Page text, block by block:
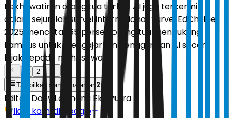
Kekhawatiran orang tua terkait AI juga tercermin
dalam sejumlah survei internasional. Survei EdChoice
2025 mencatat 65 persen orang tua mendukung
kampus untuk mengajarkan penggunaan AI secara
bijak kepada mahasiswa.
2
Tampilkan semua halaman 2
Editor: Dony Lesmana Eko Putra
Ikuti kami di Google